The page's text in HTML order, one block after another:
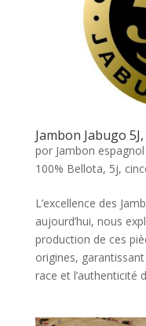
Jambon Jabugo
por Jambon
100% Bellota, 5j,
L’excellence des
aujourd’hui, nous
production de ces
origines,
race et l’authenticité